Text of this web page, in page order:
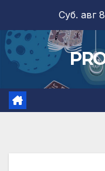
content
Суб. авг